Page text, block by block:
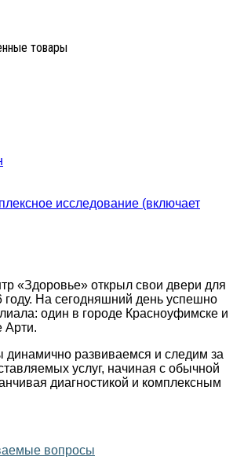
товары
исследование (включает
«Здоровье» открыл свои двери для
году. На сегодняшний день успешно
один в городе Красноуфимске и
Арти.
динамично развиваемся и следим за
услуг, начиная с обычной
диагностикой и комплексным
вопросы